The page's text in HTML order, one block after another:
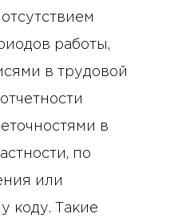
работы,
в трудовой
в
по
или
коду. Такие